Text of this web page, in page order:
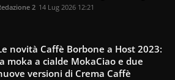
2 14 Lug 2026 12:21
novità Caffè Borbone a Host 2023:
moka a cialde MokaCiao e due
versioni di Crema Caffè